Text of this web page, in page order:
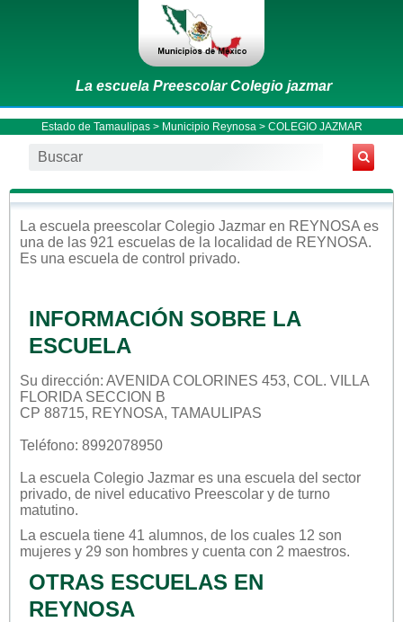
La escuela Preescolar Colegio jazmar
Estado de Tamaulipas> Municipio Reynosa > COLEGIO JAZMAR
La escuela preescolar Colegio Jazmar en REYNOSA es
una de las 921 escuelas de la localidad de REYNOSA.
Es una escuela de control privado.
INFORMACIÓN SOBRE LA
ESCUELA
Su dirección: AVENIDA COLORINES 453, COL. VILLA
FLORIDA SECCION B
CP 88715, REYNOSA, TAMAULIPAS
Teléfono: 8992078950
La escuela Colegio Jazmar es una escuela del sector
privado, de nivel educativo Preescolar y de turno
matutino.
La escuela tiene 41 alumnos, de los cuales 12 son
mujeres y 29 son hombres y cuenta con 2 maestros.
OTRAS ESCUELAS EN
REYNOSA